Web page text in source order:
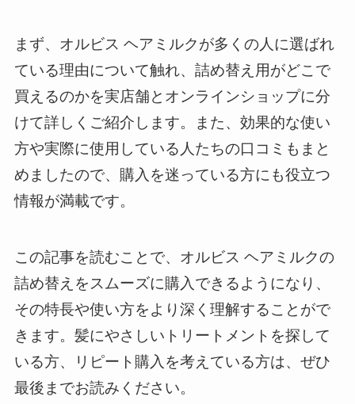
まず、オルビス ヘアミルクが多くの人に選ばれ
ている理由について触れ、詰め替え用がどこで
買えるのかを実店舗とオンラインショップに分
けて詳しくご紹介します。また、効果的な使い
方や実際に使用している人たちの口コミもまと
めましたので、購入を迷っている方にも役立つ
情報が満載です。
この記事を読むことで、オルビス ヘアミルクの
詰め替えをスムーズに購入できるようになり、
その特長や使い方をより深く理解することがで
きます。髪にやさしいトリートメントを探して
いる方、リピート購入を考えている方は、ぜひ
最後までお読みください。